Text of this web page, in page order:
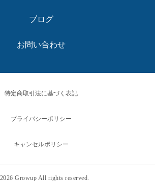
ブログ
お問い合わせ
Growup All rights reserved.
特定商取引法に基づく表記
プライバシーポリシー
キャンセルポリシー